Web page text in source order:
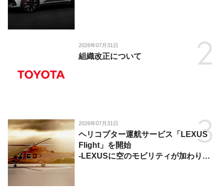
2026年07月31日
組織改正について
2026年07月31日
ヘリコプター運航サービス「LEXUS
Flight」を開始
-LEXUSに空のモビリティが加わり、